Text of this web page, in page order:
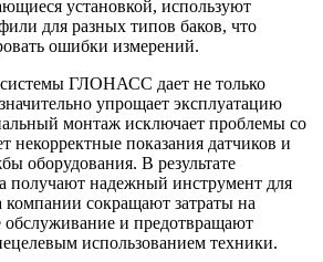
установкой, используют
для разных типов баков, что
ошибки измерений.
системы ГЛОНАСС дает не только
упрощает эксплуатацию
монтаж исключает проблемы со
некорректные показания датчиков и
оборудования. В результате
получают надежный инструмент для
компании сокращают затраты на
обслуживание и предотвращают
использованием техники.